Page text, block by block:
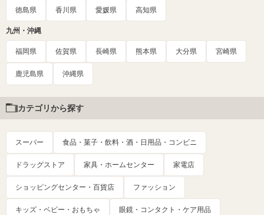
徳島県 香川県 愛媛県 高知県
九州・沖縄
福岡県 佐賀県 長崎県 熊本県 大分県 宮崎県
鹿児島県 沖縄県
カテゴリから探す
スーパー 食品・菓子・飲料・酒・日用品・コンビニ
ドラッグストア 家具・ホームセンター 家電店
ショッピングセンター・百貨店 ファッション
キッズ・ベビー・おもちゃ 眼鏡・コンタクト・ケア用品